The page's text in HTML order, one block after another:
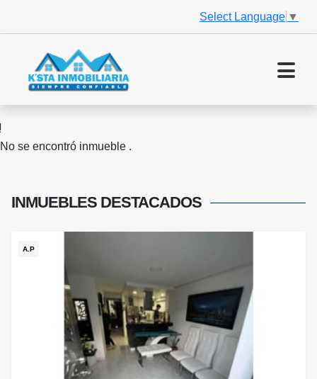
Select Language ▼
No se encontró inmueble .
INMUEBLES DESTACADOS
A.P